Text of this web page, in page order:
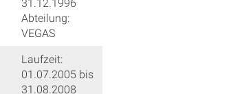
Abteilung:
VEGAS
Laufzeit:
01.07.2005 bis
31.08.2008